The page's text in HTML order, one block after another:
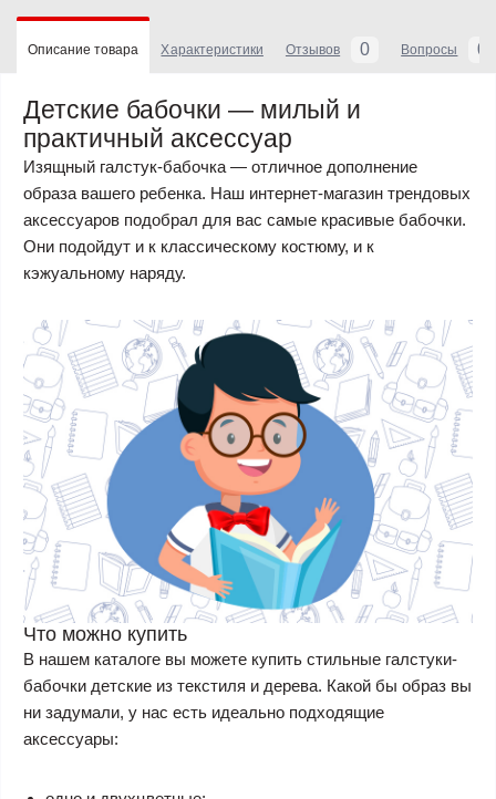
Описание товара Характеристики Отзывов 0 Вопросы 0
Детские бабочки — милый и
практичный аксессуар
Изящный галстук-бабочка — отличное дополнение
образа вашего ребенка. Наш интернет-магазин трендовых
аксессуаров подобрал для вас самые красивые бабочки.
Они подойдут и к классическому костюму, и к
кэжуальному наряду.
Что можно купить
В нашем каталоге вы можете купить стильные галстуки-
бабочки детские из текстиля и дерева. Какой бы образ вы
ни задумали, у нас есть идеально подходящие
аксессуары: